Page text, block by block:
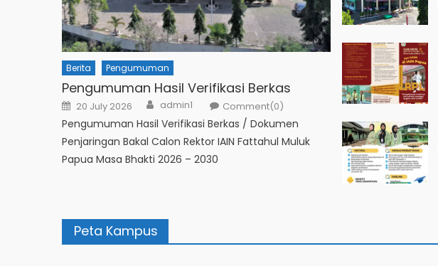
Berita Pengumuman
Pengumuman Hasil Verifikasi Berkas
20 July 2026 admin1 Comment(0)
Pengumuman Hasil Verifikasi Berkas / Dokumen
Penjaringan Bakal Calon Rektor IAIN Fattahul Muluk
Papua Masa Bhakti 2026 – 2030
Peta Kampus